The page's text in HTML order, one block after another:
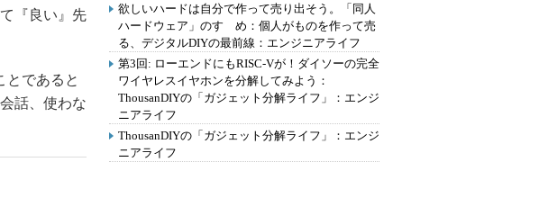
『良い』先
とであると
話、使わな
欲しいハードは自分で作って売り出そう。「同人
ハードウェア」のすゝめ：個人がものを作って売
る、デジタルDIYの最前線：エンジニアライフ
第3回: ローエンドにもRISC-Vが！ダイソーの完全
ワイヤレスイヤホンを分解してみよう：
ThousanDIYの「ガジェット分解ライフ」：エンジ
ニアライフ
ThousanDIYの「ガジェット分解ライフ」：エンジ
ニアライフ